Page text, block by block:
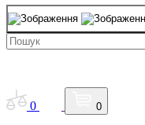
0 0